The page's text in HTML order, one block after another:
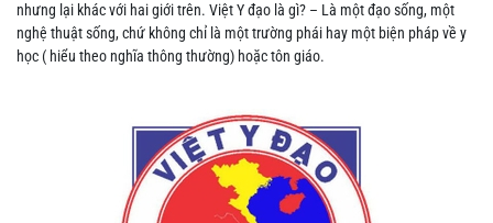
nhưng lại khác với hai giới trên. Việt Y đạo là gì? – Là một đạo sống, một
nghệ thuật sống, chứ không chỉ là một trường phái hay một biện pháp về y
học ( hiểu theo nghĩa thông thường) hoặc tôn giáo.